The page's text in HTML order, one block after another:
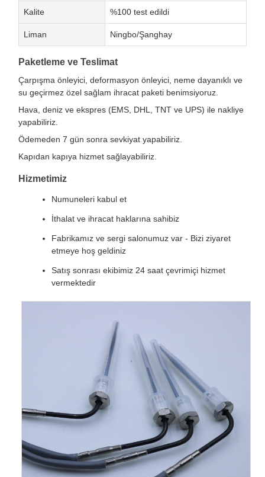
Kalite %100 test edildi
Liman Ningbo/Şanghay
Paketleme ve Teslimat
Çarpışma önleyici, deformasyon önleyici, neme dayanıklı ve
su geçirmez özel sağlam ihracat paketi benimsiyoruz.
Hava, deniz ve ekspres (EMS, DHL, TNT ve UPS) ile nakliye
yapabiliriz.
Ödemeden 7 gün sonra sevkiyat yapabiliriz.
Kapıdan kapıya hizmet sağlayabiliriz.
Hizmetimiz
Numuneleri kabul et
İthalat ve ihracat haklarına sahibiz
Fabrikamız ve sergi salonumuz var - Bizi ziyaret
etmeye hoş geldiniz
Satış sonrası ekibimiz 24 saat çevrimiçi hizmet
vermektedir